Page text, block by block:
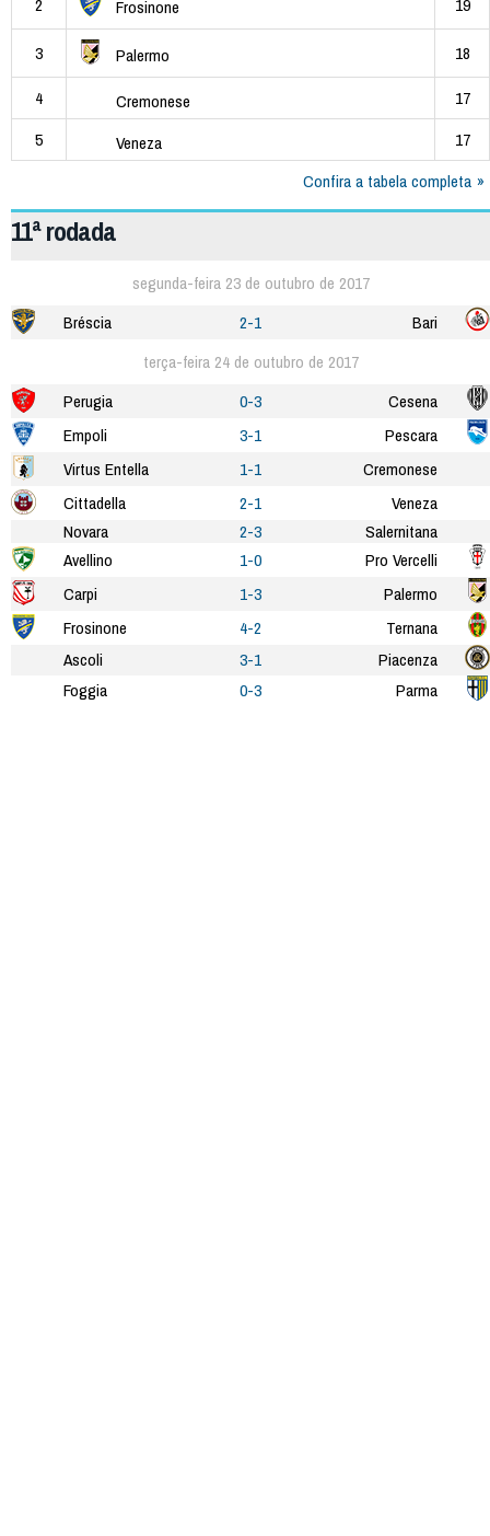
2 Frosinone 19
3 Palermo
18
4
Cremonese
17
5
Veneza
17
Confira a tabela completa
11ª rodada
segunda-feira 23 de outubro de 2017
Bréscia
2-1
Bari
terça-feira 24 de outubro de 2017
Perugia
0-3
Cesena
Empoli
3-1
Pescara
Virtus Entella
1-1
Cremonese
Cittadella
2-1
Veneza
Novara
2-3
Salernitana
Avellino
1-0
Pro Vercelli
Carpi
1-3
Palermo
Frosinone
4-2
Ternana
Ascoli
3-1
Piacenza
Foggia
0-3 Parma